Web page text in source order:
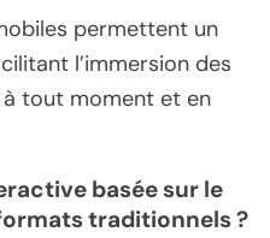
permettent un
l’immersion des
tout moment et en
basée sur le
traditionnels ?